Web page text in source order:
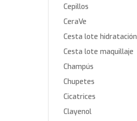
Cepillos
CeraVe
Cesta lote hidratación
Cesta lote maquillaje
Champús
Chupetes
Cicatrices
Clayenol